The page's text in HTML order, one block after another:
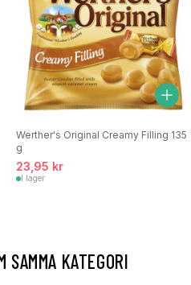
Werther's Original Creamy Filling 135
g
23,95 kr
I lager
SAMMA KATEGORI